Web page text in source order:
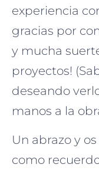
experiencia
gracias por
y mucha
proyectos!
deseando
manos a la
Un abrazo y
como